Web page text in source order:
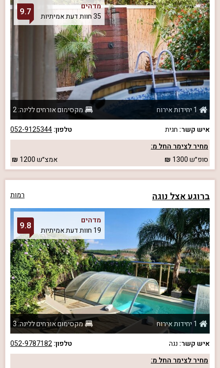
מדהים
35 חוות דעת אמיתיות
9.7
1 יחידות אירוח
מקסימום אורחים ללינה: 2
איש קשר: חגית טלפון:052-9125344
מחיר לצימר החל מ:
סופ״ש1300 אמצ״ש1200
ברוגע אצל נוגה רמות
מדהים
19 חוות דעת אמיתיות
9.8
1 יחידות אירוח
מקסימום אורחים ללינה: 3
איש קשר: נגה טלפון:052-9787182
מחיר לצימר החל מ: